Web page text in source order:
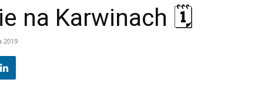
na Karwinach 🗓
2019